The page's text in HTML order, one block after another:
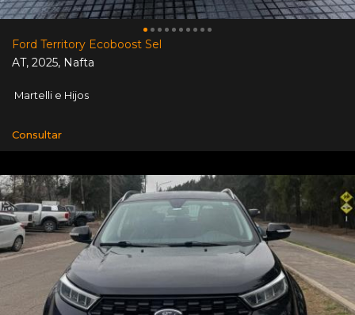
Ford Territory Ecoboost Sel
AT, 2025, Nafta
Martelli e Hijos
Consultar